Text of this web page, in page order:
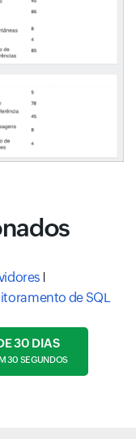
de SQL
30 DIAS
30 SEGUNDOS